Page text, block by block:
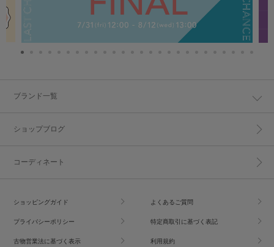
ブランド一覧
ショップブログ
コーディネート
ショッピングガイド よくあるご質問
プライバシーポリシー 特定商取引に基づく表記
古物営業法に基づく表示 利用規約